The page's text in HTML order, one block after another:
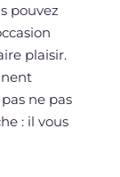
pouvez
plaisir.
ne pas
: il vous